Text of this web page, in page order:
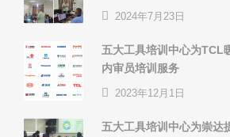
2024年7月23日
五大工具培训中心为TCL
内审员培训服务
2023年12月1日
五大工具培训中心为崇达